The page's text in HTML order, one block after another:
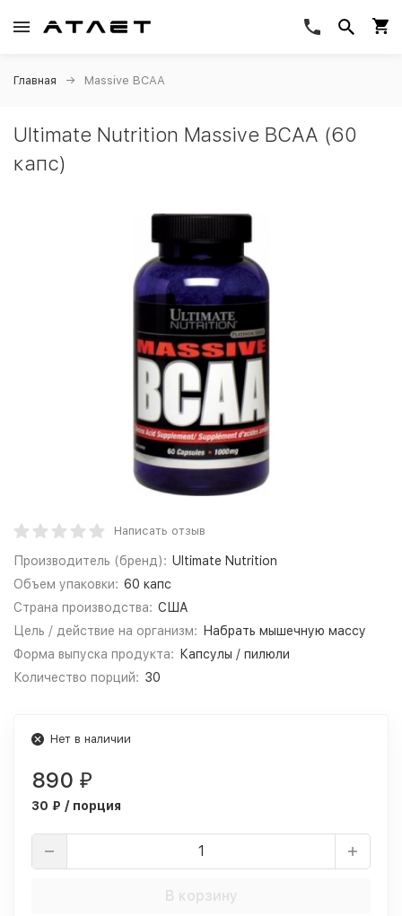
Главная Massive BCAA
Ultimate Nutrition Massive BCAA (60
капс)
Написать отзыв
Производитель (бренд): Ultimate Nutrition
Объем упаковки: 60 капс
Страна производства: США
Цель / действие на организм:
Набрать мышечную массу
Форма выпуска продукта:
Капсулы / пилюли
Количество порций: 30
Нет в наличии
890 ₽
30 ₽ / порция
В корзину